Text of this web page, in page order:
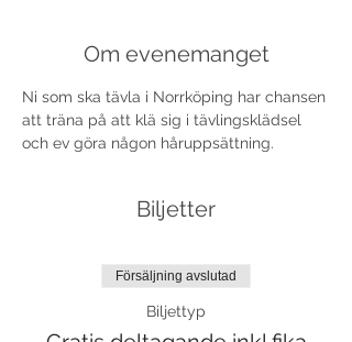
Om evenemanget
Ni som ska tävla i Norrköping har chansen
att träna på att klä sig i tävlingsklädsel
och ev göra någon håruppsättning.
Biljetter
Försäljning avslutad
Biljettyp